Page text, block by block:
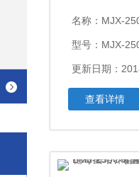
名称： MJX-
型号：MJX-
更新日期：
查看详情